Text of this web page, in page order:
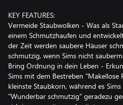
KEY FEATURES:
Vermeide Staubwolken - Was als
einem Schmutzhaufen und
der Zeit werden saubere Häuser
schmutzig, wenn Sims nicht
Bring Ordnung in dein Leben -
Sims mit dem Bestreben "Makellose
kleinste Staubkorn, während es
"Wunderbar schmutzig" geradezu